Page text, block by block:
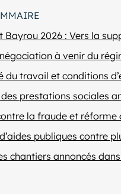
Bayrou 2026 : Vers la
à venir du
du travail et conditions
prestations sociales
la fraude et réforme
publiques contre
chantiers annoncés